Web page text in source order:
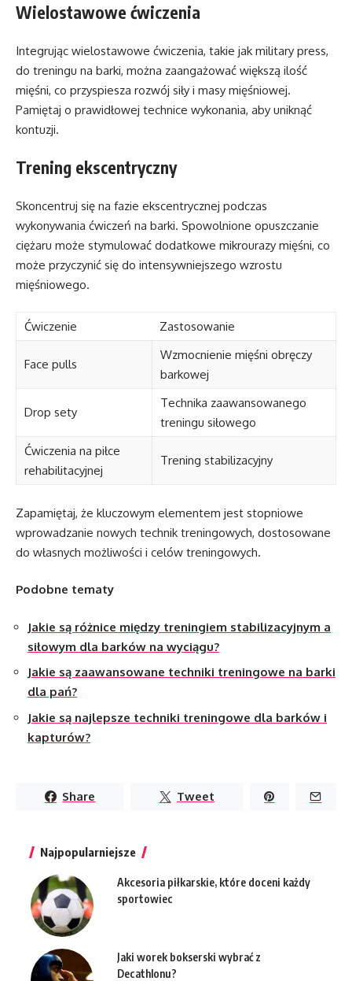
Wielostawowe ćwiczenia
Integrując wielostawowe ćwiczenia, takie jak military press,
do treningu na barki, można zaangażować większą ilość
mięśni, co przyspiesza rozwój siły i masy mięśniowej.
Pamiętaj o prawidłowej technice wykonania, aby uniknąć
kontuzji.
Trening ekscentryczny
Skoncentruj się na fazie ekscentrycznej podczas
wykonywania ćwiczeń na barki. Spowolnione opuszczanie
ciężaru może stymulować dodatkowe mikrourazy mięśni, co
może przyczynić się do intensywniejszego wzrostu
mięśniowego.
Ćwiczenie Zastosowanie
Face pulls
Wzmocnienie mięśni obręczy
barkowej
Drop sety
Technika zaawansowanego
treningu siłowego
Ćwiczenia na piłce
rehabilitacyjnej
Trening stabilizacyjny
Zapamiętaj, że kluczowym elementem jest stopniowe
wprowadzanie nowych technik treningowych, dostosowane
do własnych możliwości i celów treningowych.
Podobne tematy
Jakie są różnice między treningiem stabilizacyjnym a
siłowym dla barków na wyciągu?
Jakie są zaawansowane techniki treningowe na barki
dla pań?
Jakie są najlepsze techniki treningowe dla barków i
kapturów?
Share Tweet
Najpopularniejsze
Akcesoria piłkarskie, które doceni każdy
sportowiec
Jaki worek bokserski wybrać z
Decathlonu?